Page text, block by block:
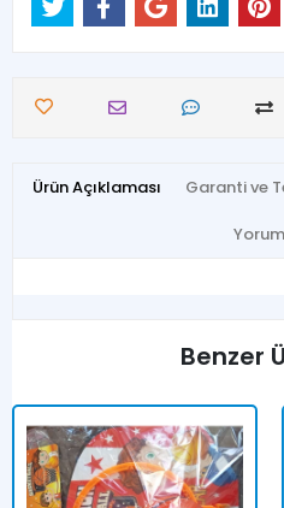
Ürün Açıklaması Garanti ve
Benzer